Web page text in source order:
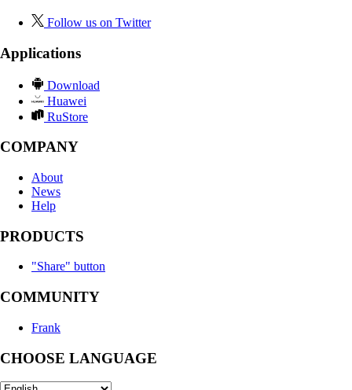
Follow us on Twitter
Applications
Download
Huawei
RuStore
COMPANY
About
News
Help
PRODUCTS
"Share" button
COMMUNITY
Frank
CHOOSE LANGUAGE